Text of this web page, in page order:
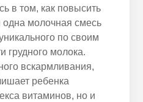
в том, как повысить
молочная смесь
по своим
грудного молока.
вскармливания,
ребенка
витаминов, но и